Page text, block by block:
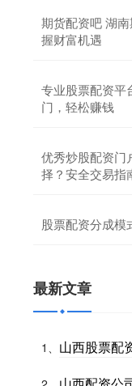
期货配资吧 湖
握财富机遇
专业股票配资平
门，轻松赚钱
优秀炒股配资门
择？安全交易指
股票配资分成模
最新文章
1、 山西股票配